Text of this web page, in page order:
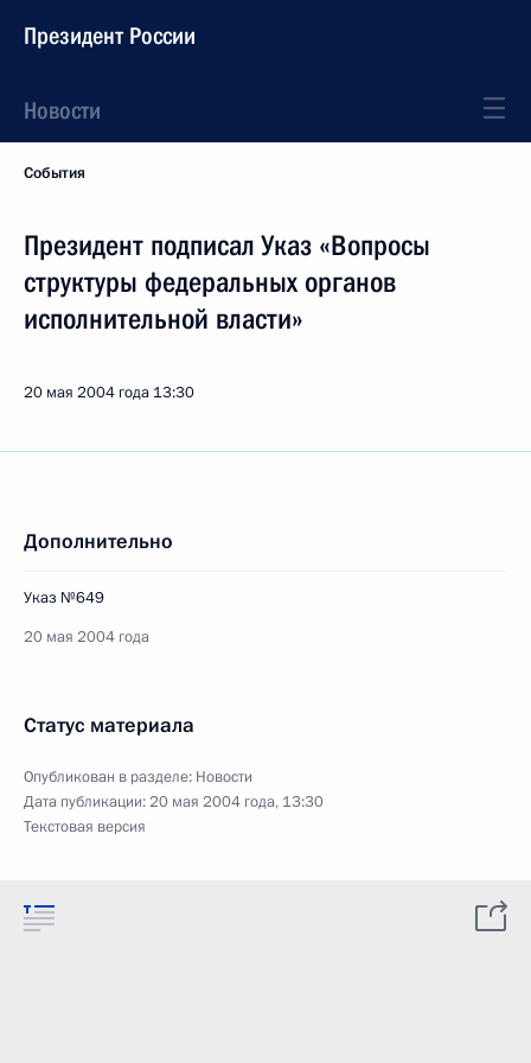
Президент России
Новости
События
Президент подписал Указ «Вопросы
структуры федеральных органов
исполнительной власти»
20 мая 2004 года 13:30
Дополнительно
Указ №649
20 мая 2004 года
Статус материала
Опубликован в разделе: Новости
Дата публикации:20 мая 2004 года, 13:30
Текстовая версия